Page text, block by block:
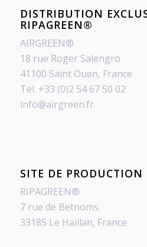
DISTRIBUTION
RIPAGREEN®
AIRGREEN®
18 rue Roger Salengro
41100 Saint Ouen, France
Tél. +33 (0)2 54 67 50 02
info@airgreen.fr
SITE DE PRODUCTION
RIPAGREEN®
7 rue de Betnoms
33185 Le Haillan, France